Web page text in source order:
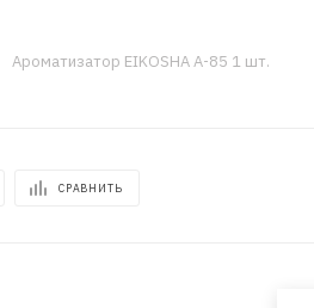
Ароматизатор EIKOSHA A-85 1 шт.
СРАВНИТЬ